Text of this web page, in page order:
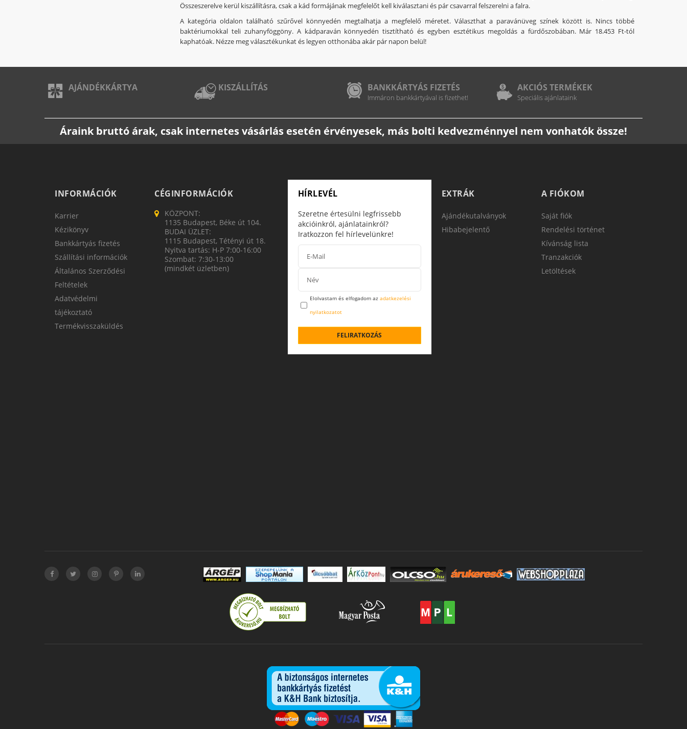
Összeszerelve kerül kiszállításra, csak a kád formájának megfelelőt kell kiválasztani és pár csavarral felszerelni a falra.
A kategória oldalon található szűrővel könnyedén megtalhatja a megfelelő méretet. Választhat a paravánüveg színek között is. Nincs többé
baktériumokkal teli zuhanyföggöny. A kádparaván könnyedén tisztítható és egyben esztétikus megoldás a fürdőszobában. Már 18.453 Ft-tól
kaphatóak. Nézze meg választékunkat és legyen otthonába akár pár napon belül!
AJÁNDÉKKÁRTYA KISZÁLLÍTÁS BANKKÁRTYÁS FIZETÉS
Immáron bankkártyával is fizethet!
AKCIÓS TERMÉKEK
Speciális ajánlataink
Áraink bruttó árak, csak internetes vásárlás esetén érvényesek, más bolti kedvezménnyel nem vonhatók össze!
INFORMÁCIÓK
Karrier
Kézikönyv
Bankkártyás fizetés
Szállítási információk
Általános Szerződési
Feltételek
Adatvédelmi
tájékoztató
Termékvisszaküldés
CÉGINFORMÁCIÓK
KÖZPONT:
1135 Budapest, Béke út 104.
BUDAI ÜZLET:
1115 Budapest, Tétényi út 18.
Nyitva tartás: H-P 7:00-16:00
Szombat: 7:30-13:00
(mindkét üzletben)
HÍRLEVÉL
Szeretne értesülni legfrissebb
akcióinkról, ajánlatainkról?
Iratkozzon fel hírlevelünkre!
Elolvastam és elfogadom az adatkezelési
nyilatkozatot
FELIRATKOZÁS
EXTRÁK
Ajándékutalványok
Hibabejelentő
A FIÓKOM
Saját fiók
Rendelési történet
Kívánság lista
Tranzakciók
Letöltések